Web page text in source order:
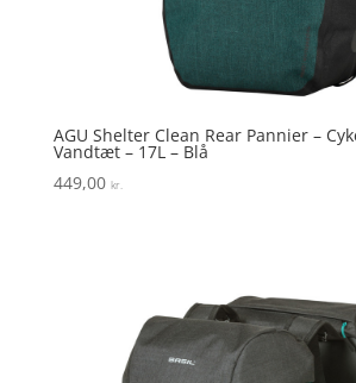
AGU Shelter Clean Rear Pannier –
Vandtæt – 17L – Blå
449,00 kr.